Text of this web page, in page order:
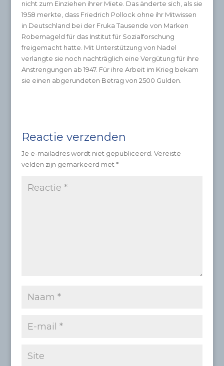
nicht zum Einziehen ihrer Miete. Das änderte sich, als sie
1958 merkte, dass Friedrich Pollock ohne ihr Mitwissen
in Deutschland bei der Fruka Tausende von Marken
Robemageld für das Institut für Sozialforschung
freigemacht hatte. Mit Unterstützung von Nadel
verlangte sie noch nachträglich eine Vergütung für ihre
Anstrengungen ab 1947. Für ihre Arbeit im Krieg bekam
sie einen abgerundeten Betrag von 2500 Gulden.
Reactie verzenden
Je e-mailadres wordt niet gepubliceerd. Vereiste
velden zijn gemarkeerd met *